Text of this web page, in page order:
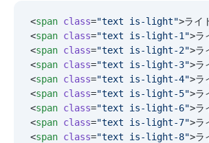
<span class="text is-light">ライ
<span class="text is-light-1 ">ラ
<span class="text is-light-2">ラ
<span class="text is-light-3">ラ
<span class="text is-light-4">ラ
<span class="text is-light-5">ラ
<span class="text is-light-6">ラ
<span class="text is-light-7">ラ
<span class="text is-light-8">ラ